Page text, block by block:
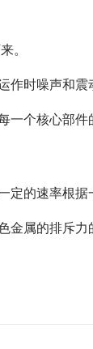
。
作时噪声和震
一个核心部件
的速率根据
金属的排斥